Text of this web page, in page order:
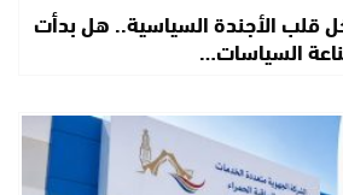
قلب الأجندة السياسية.. هل بدأت
السياسات…